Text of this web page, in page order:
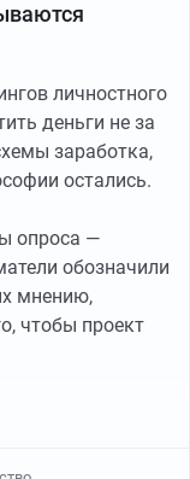
личностного
деньги не за
заработка,
остались.
опроса —
обозначили
мнению,
чтобы проект
новые